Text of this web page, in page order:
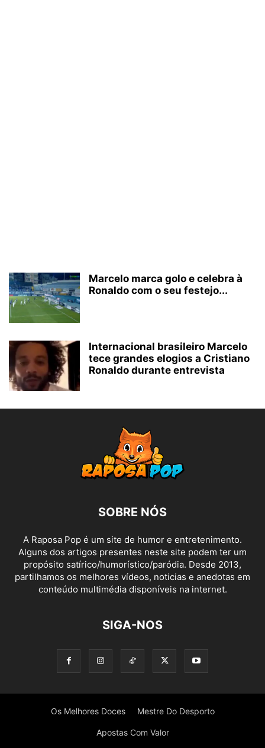
Marcelo marca golo e celebra à
Ronaldo com o seu festejo...
Internacional brasileiro Marcelo
tece grandes elogios a Cristiano
Ronaldo durante entrevista
SOBRE NÓS
A Raposa Pop é um site de humor e entretenimento.
Alguns dos artigos presentes neste site podem ter um
propósito satírico/humorístico/paródia. Desde 2013,
partilhamos os melhores vídeos, noticias e anedotas em
conteúdo multimédia disponíveis na internet.
SIGA-NOS
Os Melhores Doces Mestre Do Desporto
Apostas Com Valor